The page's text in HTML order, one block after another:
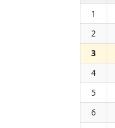
1
2
3
4
5
6